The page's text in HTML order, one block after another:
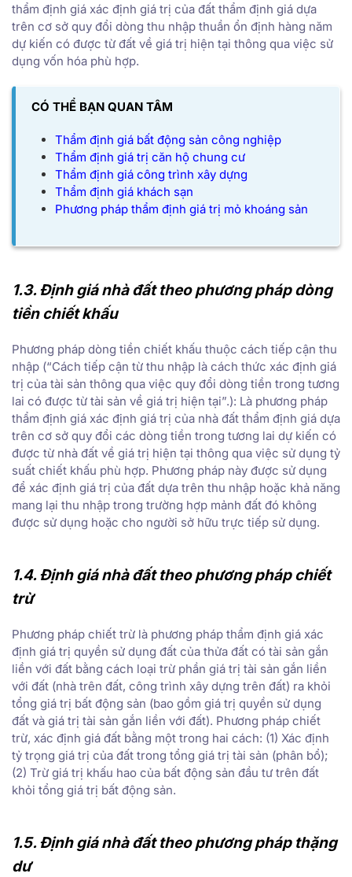
thẩm định giá xác định giá trị của đất thẩm định giá dựa
trên cơ sở quy đổi dòng thu nhập thuần ổn định hàng năm
dự kiến có được từ đất về giá trị hiện tại thông qua việc sử
dụng vốn hóa phù hợp.
CÓ THỂ BẠN QUAN TÂM
Thẩm định giá bất động sản công nghiệp
Thẩm định giá trị căn hộ chung cư
Thẩm định giá công trình xây dựng
Thẩm định giá khách sạn
Phương pháp thẩm định giá trị mỏ khoáng sản
1.3. Định giá nhà đất theo phương pháp dòng
tiền chiết khấu
Phương pháp dòng tiền chiết khấu thuộc cách tiếp cận thu
nhập (“Cách tiếp cận từ thu nhập là cách thức xác định giá
trị của tài sản thông qua việc quy đổi dòng tiền trong tương
lai có được từ tài sản về giá trị hiện tại”.): Là phương pháp
thẩm định giá xác định giá trị của nhà đất thẩm định giá dựa
trên cơ sở quy đổi các dòng tiền trong tương lai dự kiến có
được từ nhà đất về giá trị hiện tại thông qua việc sử dụng tỷ
suất chiết khấu phù hợp. Phương pháp này được sử dụng
để xác định giá trị của đất dựa trên thu nhập hoặc khả năng
mang lại thu nhập trong trường hợp mảnh đất đó không
được sử dụng hoặc cho người sở hữu trực tiếp sử dụng.
1.4. Định giánhàđấttheo phương pháp chiết
trừ
Phương pháp chiết trừ là phương pháp thẩm định giá xác
định giá trị quyền sử dụng đất của thửa đất có tài sản gắn
liền với đất bằng cách loại trừ phần giá trị tài sản gắn liền
với đất (nhà trên đất, công trình xây dựng trên đất) ra khỏi
tổng giá trị bất động sản (bao gồm giá trị quyền sử dụng
đất và giá trị tài sản gắn liền với đất). Phương pháp chiết
trừ, xác định giá đất bằng một trong hai cách: (1) Xác định
tỷ trọng giá trị của đất trong tổng giá trị tài sản (phân bổ);
(2) Trừ giá trị khấu hao của bất động sản đầu tư trên đất
khỏi tổng giá trị bất động sản.
1.5. Định giánhàđấttheo phương pháp thặng
dư